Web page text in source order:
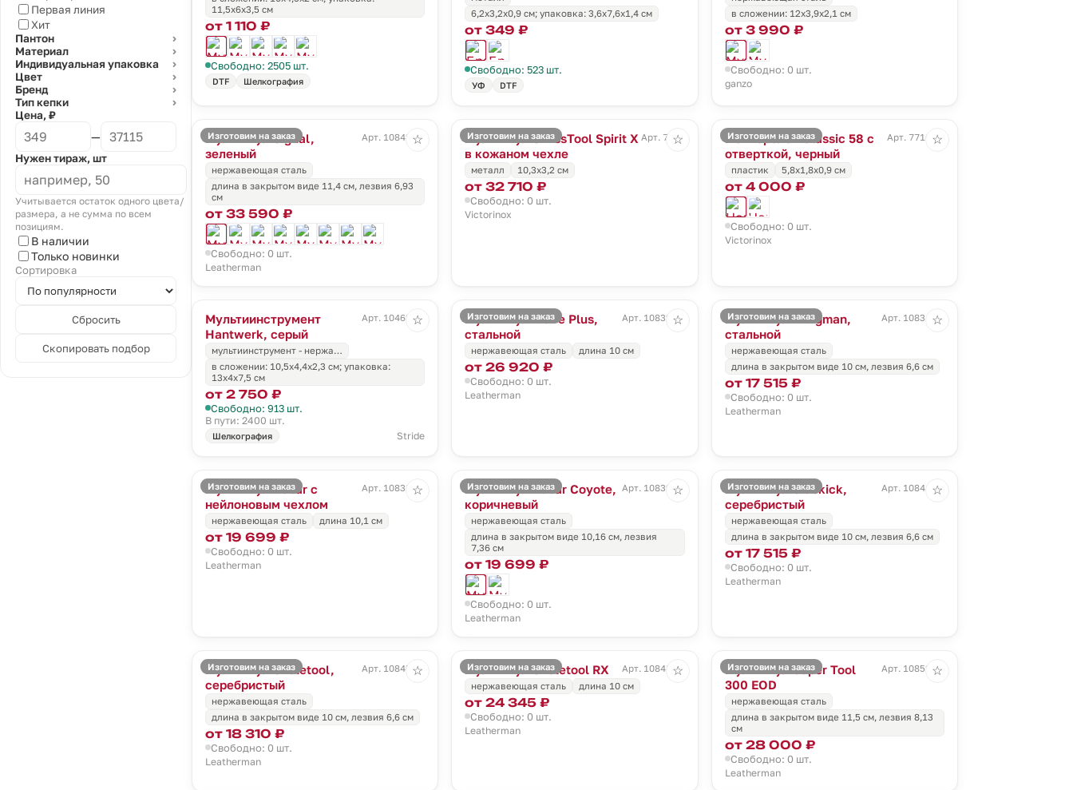
Первая линия
Хит
Пантон
⌄
Материал ⌄
Индивидуальная упаковка ⌄
Цвет ⌄
Бренд ⌄
Тип кепки ⌄
Цена, ₽
—
Нужен тираж, шт
Учитывается остаток одного цвета/
размера, а не сумма по всем
позициям.
В наличии
Только новинки
Сортировка
Сбросить
Скопировать подбор
11,5х6х3,5 см
от 1 110 ₽
Свободно: 2505 шт.
DTF Шелкография
6,2x3,2x0,9 см; упаковка: 3,6x7,6x1,4 см
от 349 ₽
Свободно: 523 шт.
УФ DTF
в сложении: 12х3,9х2,1 см
от 3 990 ₽
Свободно: 0 шт.
ganzo
Изготовим на заказ
Мультитул Signal,
зеленый
Арт. 10842.90
нержавеющая сталь
длина в закрытом виде 11,4 см, лезвия 6,93
см
от 33 590 ₽
Свободно: 0 шт.
Leatherman
☆ Изготовим на заказ
Мультитул SwissTool Spirit X
в кожаном чехле
Арт. 7708
металл 10,3х3,2 см
от 32 710 ₽
Свободно: 0 шт.
Victorinox
☆ Изготовим на заказ
Нож-брелок Classic 58 с
отверткой, черный
Арт. 7716.30
пластик 5,8x1,8x0,9 см
от 4 000 ₽
Свободно: 0 шт.
Victorinox
☆
Мультиинструмент
Hantwerk, серый
Арт. 10462.10
мультиинструмент - нержа…
в сложении: 10,5х4,4х2,3 см; упаковка:
13х4х7,5 см
от 2 750 ₽
Свободно: 913 шт.
В пути: 2400 шт.
Шелкография Stride
☆ Изготовим на заказ
Мультитул Wave Plus,
стальной
Арт. 10832.10
нержавеющая сталь длина 10 см
от 26 920 ₽
Свободно: 0 шт.
Leatherman
☆ Изготовим на заказ
Мультитул Wingman,
стальной
Арт. 10834.10
нержавеющая сталь
длина в закрытом виде 10 см, лезвия 6,6 см
от 17 515 ₽
Свободно: 0 шт.
Leatherman
☆
Изготовим на заказ
Мультитул Rebar с
нейлоновым чехлом
Арт. 10838.10
нержавеющая сталь длина 10,1 см
от 19 699 ₽
Свободно: 0 шт.
Leatherman
☆ Изготовим на заказ
Мультитул Rebar Coyote,
коричневый
Арт. 10839.99
нержавеющая сталь
длина в закрытом виде 10,16 см, лезвия
7,36 см
от 19 699 ₽
Свободно: 0 шт.
Leatherman
☆ Изготовим на заказ
Мультитул Sidekick,
серебристый
Арт. 10841.10
нержавеющая сталь
длина в закрытом виде 10 см, лезвия 6,6 см
от 17 515 ₽
Свободно: 0 шт.
Leatherman
☆
Изготовим на заказ
Мультитул Skeletool,
серебристый
Арт. 10845.10
нержавеющая сталь
длина в закрытом виде 10 см, лезвия 6,6 см
от 18 310 ₽
Свободно: 0 шт.
Leatherman
☆ Изготовим на заказ
Мультитул Skeletool RX
Арт. 10848.50
нержавеющая сталь
длина 10 см
от 24 345 ₽
Свободно: 0 шт.
Leatherman
☆ Изготовим на заказ
Мультитул Super Tool
300 EOD
Арт. 10852.30
нержавеющая сталь
длина в закрытом виде 11,5 см, лезвия 8,13
см
от 28 000 ₽
Свободно: 0 шт.
Leatherman
☆